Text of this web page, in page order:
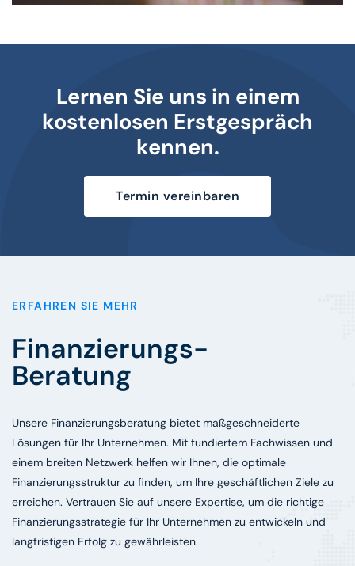
Lernen Sie uns in einem
kostenlosen Erstgespräch
kennen.
Termin vereinbaren
ERFAHREN SIE MEHR
Finanzierungs-
Beratung
Unsere Finanzierungsberatung bietet maßgeschneiderte
Lösungen für Ihr Unternehmen. Mit fundiertem Fachwissen und
einem breiten Netzwerk helfen wir Ihnen, die optimale
Finanzierungsstruktur zu finden, um Ihre geschäftlichen Ziele zu
erreichen. Vertrauen Sie auf unsere Expertise, um die richtige
Finanzierungsstrategie für Ihr Unternehmen zu entwickeln und
langfristigen Erfolg zu gewährleisten.